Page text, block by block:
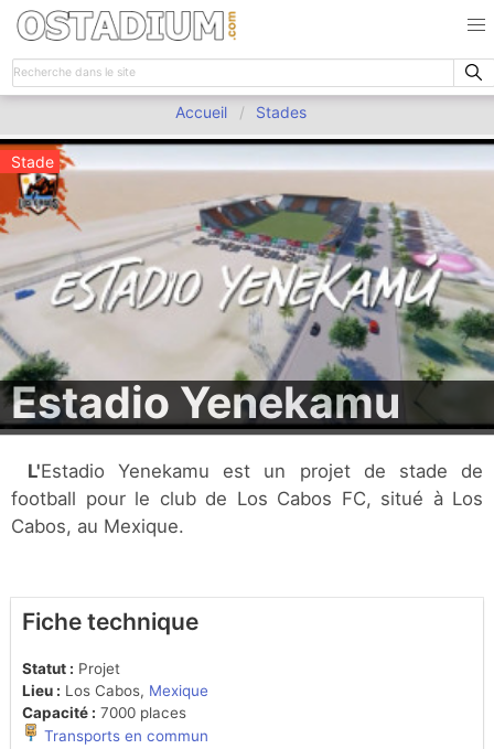
Accueil Stades
Stade
Estadio Yenekamu
L'Estadio Yenekamu est un projet de stade de
football pour le club de Los Cabos FC, situé à Los
Cabos, au Mexique.
Fiche technique
Statut : Projet
Lieu : Los Cabos, Mexique
Capacité : 7000 places
Transports en commun